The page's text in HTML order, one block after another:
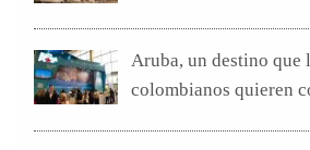
Aruba, un destino que
colombianos quieren